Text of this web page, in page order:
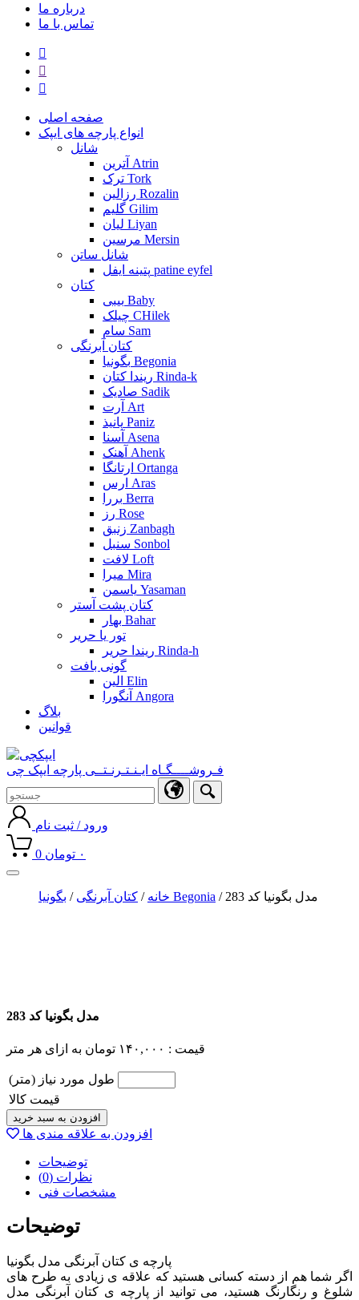
درباره ما
تماس با ما
صفحه اصلی
انواع پارچه های ایپک
شانل
آترین Atrin
ترک Tork
رزالین Rozalin
گلیم Gilim
لیان Liyan
مرسین Mersin
شانل ساتن
پتینه ایفل patine eyfel
کتان
بیبی Baby
چیلک CHilek
سام Sam
کتان آبرنگی
بگونیا Begonia
ریندا کتان Rinda-k
صادیک Sadik
آرت Art
پانیذ Paniz
آسنا Asena
آهنک Ahenk
ارتانگا Ortanga
ارس Aras
بررا Berra
رز Rose
زنبق Zanbagh
سنبل Sonbol
لافت Loft
میرا Mira
یاسمن Yasaman
کتان پشت آستر
بهار Bahar
تور یا حریر
ریندا حریر Rinda-h
گونی بافت
الین Elin
آنگورا Angora
بلاگ
قوانین
فـروشــــگـاه ایـنـتـرنـتــی پارچه ایپک چی
ورود / ثبت نام
0 ۰ تومان
Toggle
navigation
خانه / کتان آبرنگی / بگونیا Begonia / مدل بگونیا کد 283
مدل بگونیا کد 283
قیمت : ۱۴۰,۰۰۰ تومان به ازای هر متر
طول مورد نیاز (متر)
قیمت کالا
افزودن به سبد خرید
افزودن به علاقه مندی ها
توضیحات
نظرات (0)
مشخصات فنی
توضیحات
پارچه ی کتان آبرنگی مدل بگونیا
اگر شما هم از دسته کسانی هستید که علاقه ی زیادی به طرح های
شلوغ و رنگارنگ هستید، می توانید از پارچه ی کتان آبرنگی مدل